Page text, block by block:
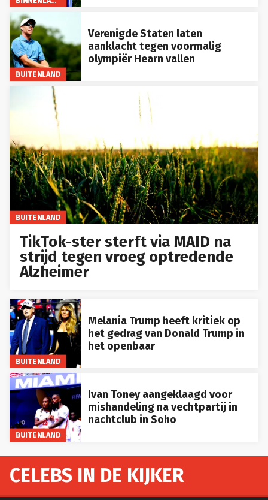
BUITENLAND
Verenigde Staten laten
aanklacht tegen voormalig
olympiër Hearn vallen
BUITENLAND
TikTok-ster sterft via MAID na
strijd tegen vroeg optredende
Alzheimer
BUITENLAND
Melania Trump heeft kritiek op
het gedrag van Donald Trump in
het openbaar
BUITENLAND
Ivan Toney aangeklaagd voor
mishandeling na vechtpartij in
nachtclub in Soho
CELEBS IN DE KIJKER